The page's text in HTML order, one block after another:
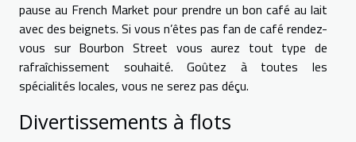
pause au French Market pour prendre un bon café au lait
avec des beignets. Si vous n’êtes pas fan de café rendez-
vous sur Bourbon Street vous aurez tout type de
rafraîchissement souhaité. Goûtez à toutes les
spécialités locales, vous ne serez pas déçu.
Divertissements à flots